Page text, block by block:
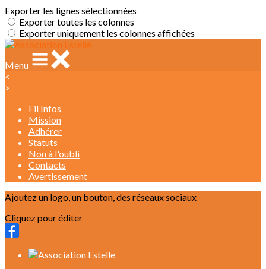
Exporter les lignes sélectionnées
Exporter toutes les colonnes
Exporter uniquement les colonnes affichées
Menu
<
>
Fil Infos
Mission
Adhérer
Statuts
Non à l'oubli
Contacts
Avertissement
Ajoutez un logo, un bouton, des réseaux sociaux
Cliquez pour éditer